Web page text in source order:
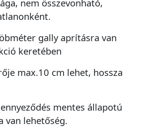
nem összevonható,
gally aprításra van
keretében
max.10 cm lehet, hossza
mentes állapotú
van lehetőség.